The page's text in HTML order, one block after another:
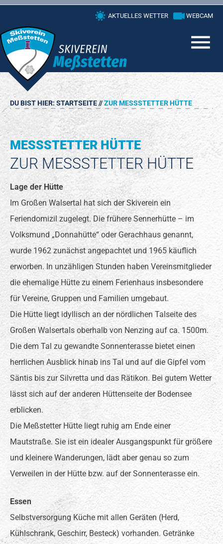
Skip
content
AKTUELLES WETTER WEBCAM
DU BIST HIER: STARTSEITE//ZUR MESSSTETTER HÜTTE
MESSSTETTER HÜTTE
ZUR MESSSTETTER HÜTTE
Lage der Hütte
Im Großen Walsertal hat sich der Skiverein ein
Feriendomizil zugelegt. Die frühere Sennerhütte – im
Volksmund „Donnahütte“ oder Gerachhaus genannt,
wurde 1962 zunächst angepachtet und 1965 käuflich
erworben. In unzähligen Stunden haben Vereinsmitglieder
die ehemalige Hütte zu einem Ferienhaus insbesondere
für Vereine, Gruppen und Familien umgebaut.
Die Hütte liegt idyllisch an der nördlichen Talseite des
Großen Walsertals oberhalb von Nenzing auf ca. 1500m.
Die dem Tal zu gewandte Sonnenterasse bietet einen
herrlichen Ausblick hinab ins Tal und auf die Gipfel vom
Säntis bis zur Silvretta und das Rätikon. Bei gutem Wetter
lässt sich auf der anderen Hüttenseite der Bodensee
erblicken.
Die Meßstetter Hütte liegt ruhig am Ende einer
Mautstraße. Sie ist ein idealer Ausgangspunkt für größere
und kleinere Wanderungen, lädt aber genau so zum
Verweilen in der Hütte bzw. auf der Sonnenterasse ein.
Essen
Selbstversorgung Küche mit allen Geräten (Herd,
Kühlschrank, Geschirr, Besteck) vorhanden. Getränke